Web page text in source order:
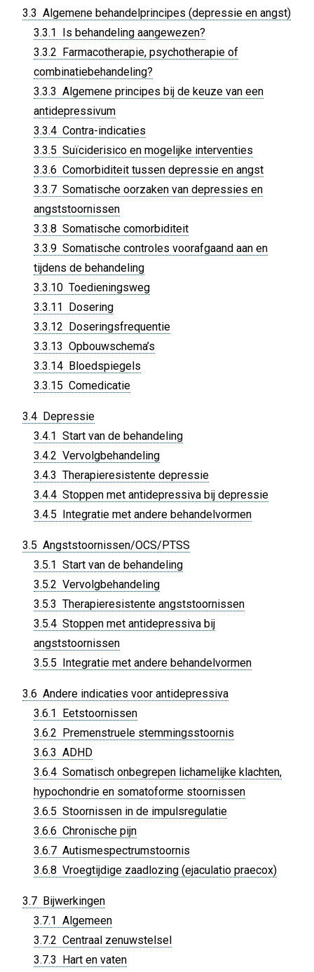
3.3 Algemene behandelprincipes (depressie en angst)
3.3.1 Is behandeling aangewezen?
3.3.2 Farmacotherapie, psychotherapie of
combinatiebehandeling?
3.3.3 Algemene principes bij de keuze van een
antidepressivum
3.3.4 Contra-indicaties
3.3.5 Suïciderisico en mogelijke interventies
3.3.6 Comorbiditeit tussen depressie en angst
3.3.7 Somatische oorzaken van depressies en
angststoornissen
3.3.8 Somatische comorbiditeit
3.3.9 Somatische controles voorafgaand aan en
tijdens de behandeling
3.3.10 Toedieningsweg
3.3.11 Dosering
3.3.12 Doseringsfrequentie
3.3.13 Opbouwschema’s
3.3.14 Bloedspiegels
3.3.15 Comedicatie
3.4 Depressie
3.4.1 Start van de behandeling
3.4.2 Vervolgbehandeling
3.4.3 Therapieresistente depressie
3.4.4 Stoppen met antidepressiva bij depressie
3.4.5 Integratie met andere behandelvormen
3.5 Angststoornissen/OCS/PTSS
3.5.1 Start van de behandeling
3.5.2 Vervolgbehandeling
3.5.3 Therapieresistente angststoornissen
3.5.4 Stoppen met antidepressiva bij
angststoornissen
3.5.5 Integratie met andere behandelvormen
3.6 Andere indicaties voor antidepressiva
3.6.1 Eetstoornissen
3.6.2 Premenstruele stemmingsstoornis
3.6.3 ADHD
3.6.4 Somatisch onbegrepen lichamelijke klachten,
hypochondrie en somatoforme stoornissen
3.6.5 Stoornissen in de impulsregulatie
3.6.6 Chronische pijn
3.6.7 Autismespectrumstoornis
3.6.8 Vroegtijdige zaadlozing (ejaculatio praecox)
3.7 Bijwerkingen
3.7.1 Algemeen
3.7.2 Centraal zenuwstelsel
3.7.3 Hart en vaten